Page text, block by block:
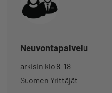
Neuvontapalvelu
arkisin klo 8–18
Suomen Yrittäjät